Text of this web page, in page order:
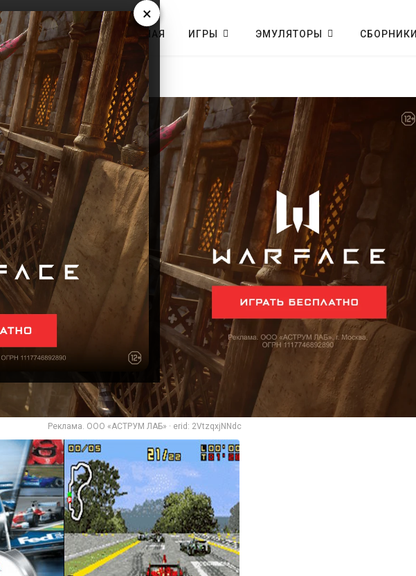
×
ГЛАВНАЯ ИГРЫ ЭМУЛЯТОРЫ СБОРНИКИ
Реклама. ООО «АСТРУМ ЛАБ» · erid: 2VtzqxjNNdc